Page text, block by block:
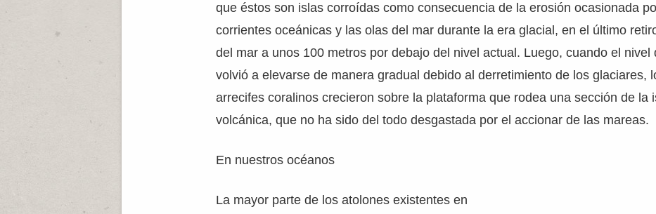
que éstos son islas corroídas como consecuencia de la erosión ocasionada
corrientes oceánicas y las olas del mar durante la era glacial, en el último
del mar a unos 100 metros por debajo del nivel actual. Luego, cuando el nivel
volvió a elevarse de manera gradual debido al derretimiento de los glaciares,
arrecifes coralinos crecieron sobre la plataforma que rodea una sección de la
volcánica, que no ha sido del todo desgastada por el accionar de las mareas.
En nuestros océanos
La mayor parte de los atolones existentes en